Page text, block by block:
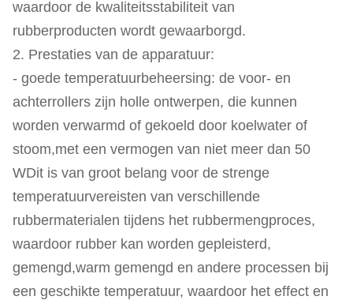
waardoor de kwaliteitsstabiliteit van
rubberproducten wordt gewaarborgd.
2. Prestaties van de apparatuur:
- goede temperatuurbeheersing: de voor- en
achterrollers zijn holle ontwerpen, die kunnen
worden verwarmd of gekoeld door koelwater of
stoom,met een vermogen van niet meer dan 50
WDit is van groot belang voor de strenge
temperatuurvereisten van verschillende
rubbermaterialen tijdens het rubbermengproces,
waardoor rubber kan worden gepleisterd,
gemengd,warm gemengd en andere processen bij
een geschikte temperatuur, waardoor het effect en